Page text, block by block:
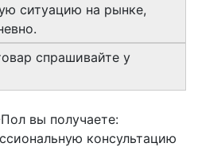
ситуацию на рынке,
спрашивайте у
вы получаете:
консультацию